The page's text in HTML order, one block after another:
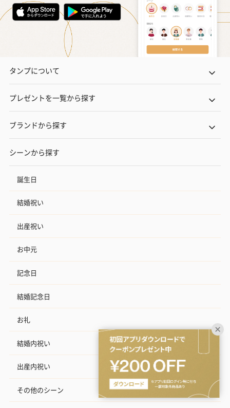
タンプについて
プレゼントを一覧から探す
ブランドから探す
シーンから探す
誕生日
結婚祝い
出産祝い
お中元
記念日
結婚記念日
お礼
結婚内祝い
出産内祝い
その他のシーン